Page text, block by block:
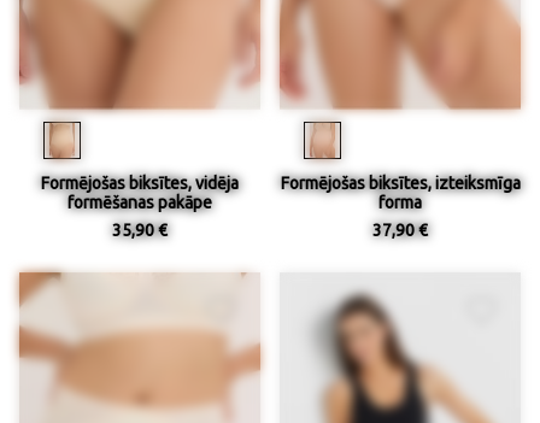
Formējošas biksītes, vidēja
formēšanas pakāpe
35,90 €
Formējošas biksītes, izteiksmīga
forma
37,90 €